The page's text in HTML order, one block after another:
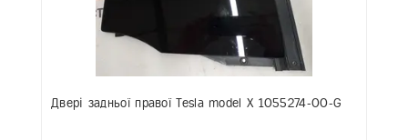
Двері задньої правої Tesla model X 1055274-00-G